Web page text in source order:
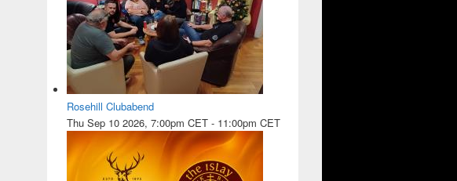
Rosehill Clubabend
Thu Sep 10 2026, 7:00pm CET - 11:00pm CET